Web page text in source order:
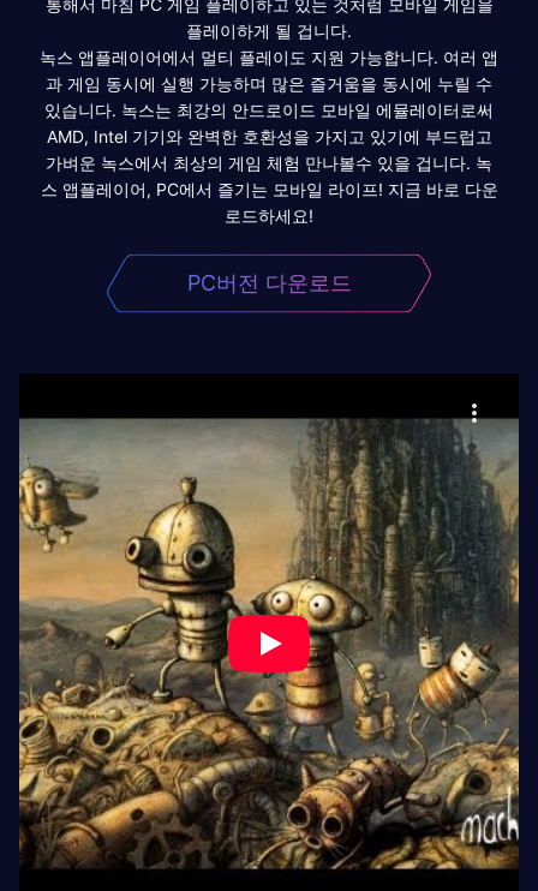
플레이하게 될 겁니다.
녹스 앱플레이어에서 멀티 플레이도 지원 가능합니다. 여러 앱
과 게임 동시에 실행 가능하며 많은 즐거움을 동시에 누릴 수
있습니다. 녹스는 최강의 안드로이드 모바일 에뮬레이터로써
AMD, Intel 기기와 완벽한 호환성을 가지고 있기에 부드럽고
가벼운 녹스에서 최상의 게임 체험 만나볼수 있을 겁니다. 녹
스 앱플레이어, PC에서 즐기는 모바일 라이프! 지금 바로 다운
로드하세요!
PC버전 다운로드